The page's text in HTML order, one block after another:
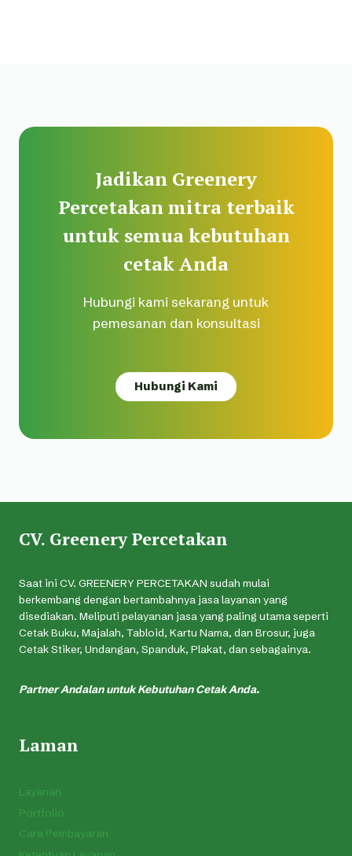
Jadikan Greenery
Percetakan mitra terbaik
untuk semua kebutuhan
cetak Anda
Hubungi kami sekarang untuk
pemesanan dan konsultasi
Hubungi Kami
CV. Greenery Percetakan
Saat ini CV. GREENERY PERCETAKAN sudah mulai
berkembang dengan bertambahnya jasa layanan yang
disediakan. Meliputi pelayanan jasa yang paling utama seperti
Cetak Buku, Majalah, Tabloid, Kartu Nama, dan Brosur, juga
Cetak Stiker, Undangan, Spanduk, Plakat, dan sebagainya.
Partner Andalan untuk Kebutuhan Cetak Anda.
Laman
Layanan
Portfolio
Cara Pembayaran